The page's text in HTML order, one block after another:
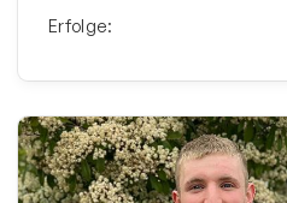
Erfolge: